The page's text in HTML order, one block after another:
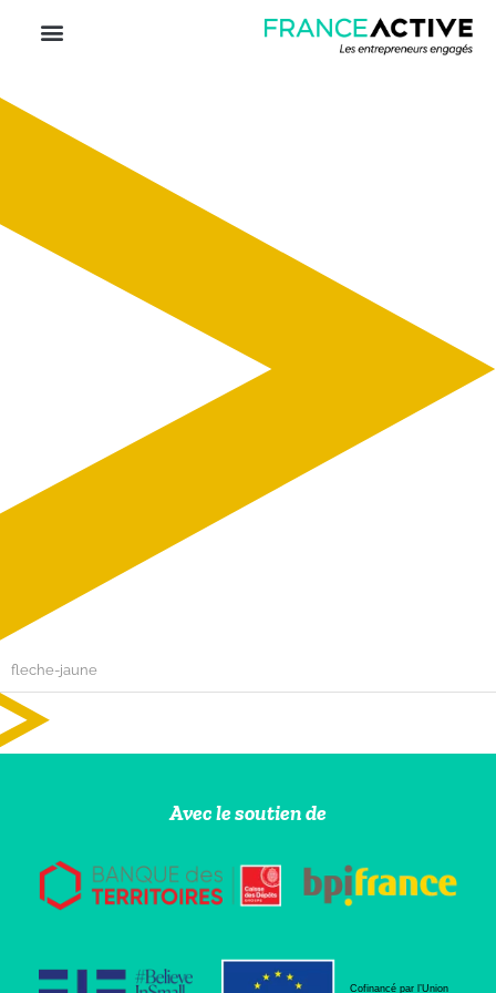
fleche-jaune
Avec le soutien de
Cofinancé par l’Union